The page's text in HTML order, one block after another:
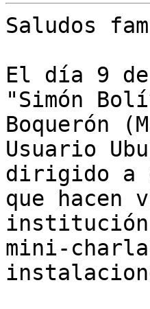
Saludos
El día 9
"Simón
Boquerón
Usuario
dirigido a
que hacen
mini-